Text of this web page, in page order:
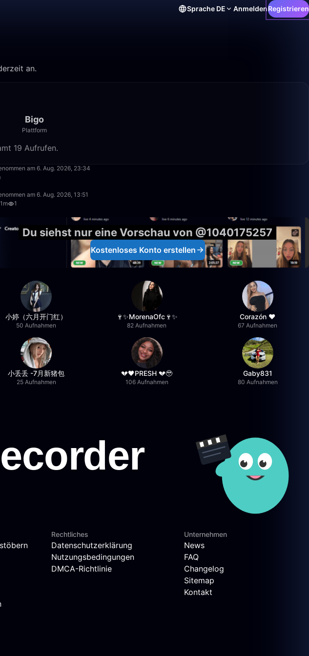
Sprache DE AnmeldenRegistrieren
an.
Bigo
Plattform
19 Aufrufen.
am 6. Aug. 2026, 23:34
am 6. Aug. 2026, 13:51
1
Du siehst nur eine Vorschau von @1040175257
Kostenloses Konto erstellen
小婷（六月开门红）
50 Aufnahmen
🍷✨MorenaOfc🍷✨
82 Aufnahmen
Corazón ♥
67 Aufnahmen
小丢丢 -7月新猪包
25 Aufnahmen
💔🖤PRESH 💔🥹
106 Aufnahmen
Gaby831
80 Aufnahmen
Rechtliches
Datenschutzerklärung
Nutzungsbedingungen
DMCA-Richtlinie
Unternehmen
News
FAQ
Changelog
Sitemap
Kontakt